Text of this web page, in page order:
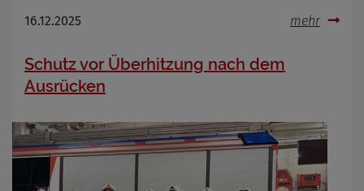
16.12.2025 mehr
Schutz vor Überhitzung nach dem
Ausrücken